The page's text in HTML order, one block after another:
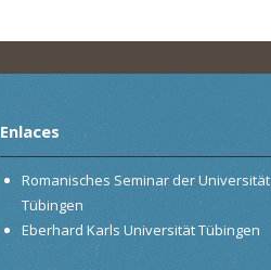
Enlaces
Romanisches Seminar der Universität
Tübingen
Eberhard Karls Universität Tübingen